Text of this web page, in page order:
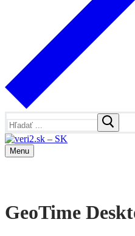
Menu
GeoTime